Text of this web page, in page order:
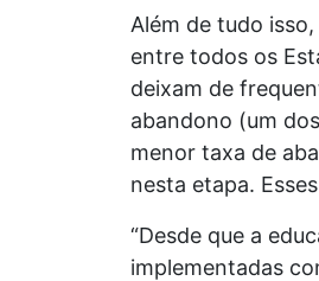
Além de tudo
entre todos os
deixam de
abandono (um
menor taxa de
nesta etapa.
“Desde que a
implementadas